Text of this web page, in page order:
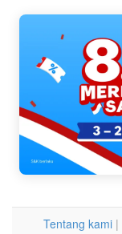
Tentang kami |